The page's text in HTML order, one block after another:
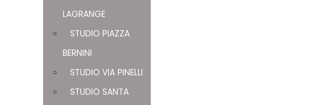
LAGRANGE
STUDIO PIAZZA
BERNINI
STUDIO VIA PINELLI
STUDIO SANTA